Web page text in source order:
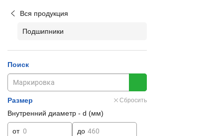
Вся продукция
Подшипники
Поиск
Размер Сбросить
Внутренний диаметр - d (мм)
от до